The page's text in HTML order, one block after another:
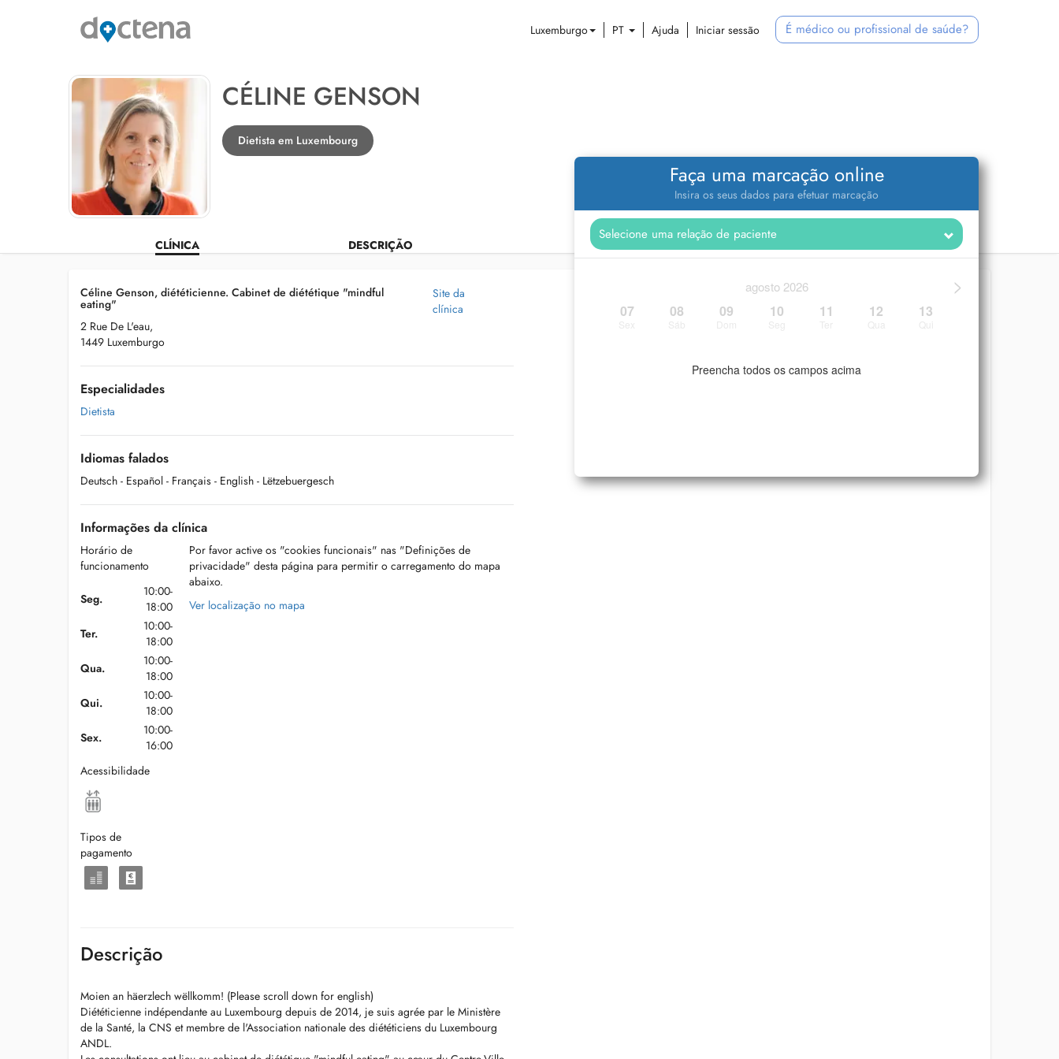
Luxemburgo PT Ajuda Iniciar sessão É médico ou profissional de saúde?
CÉLINE GENSON
Dietista em Luxembourg
CLÍNICA DESCRIÇÃO
Faça uma marcação online
Insira os seus dados para efetuar marcação
>
agosto 2026
07 08 09 10 11 12 13
Preencha todos os campos acima
Céline Genson, diététicienne. Cabinet de diététique "mindful
eating"
2 Rue De L'eau,
1449 Luxemburgo
Site da
clínica
Especialidades
Dietista
Idiomas falados
Deutsch - Español - Français - English - Lëtzebuergesch
Informações da clínica
Horário de
funcionamento
Seg.
10:00-
18:00
Ter.
10:00-
18:00
Qua.
10:00-
18:00
Qui.
10:00-
18:00
Sex.
10:00-
16:00
Acessibilidade
Tipos de
pagamento
Por favor active os "cookies funcionais" nas "Definições de
privacidade" desta página para permitir o carregamento do mapa
abaixo.
Ver localização no mapa
Descrição
Moien an häerzlech wëllkomm! (Please scroll down for english)
Diététicienne indépendante au Luxembourg depuis de 2014, je suis agrée par le Ministère
de la Santé, la CNS et membre de l'Association nationale des diététiciens du Luxembourg
ANDL.